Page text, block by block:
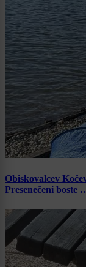
Obiskovalcev
Presenečeni boste